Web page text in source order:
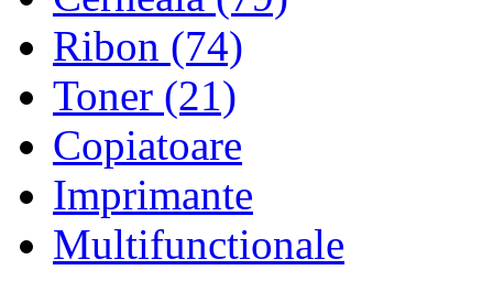
Ribon (74)
Toner (21)
Copiatoare
Imprimante
Multifunctionale